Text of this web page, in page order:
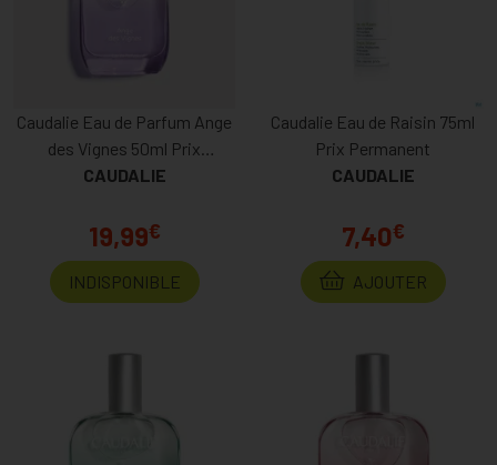
Caudalie Eau de Parfum Ange
des Vignes 50ml Prix
Permanent
CAUDALIE
19,99€
INDISPONIBLE
Caudalie Eau de Raisin 75ml
Prix Permanent
CAUDALIE
7,40€
AJOUTER